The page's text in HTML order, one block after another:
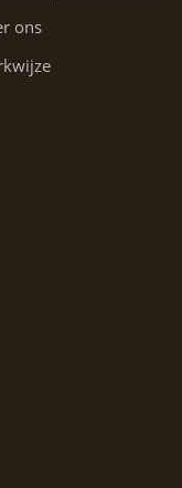
ons